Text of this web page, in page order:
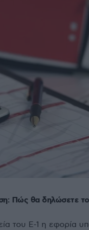
Πώς θα δηλώσετε το
του Ε-1 η εφορία